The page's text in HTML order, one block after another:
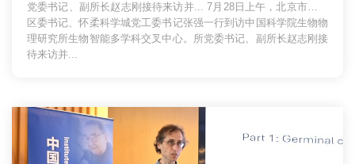
党委书记、副所长赵志刚接待来访并... 7月28日上午，北京市怀柔
区委书记、怀柔科学城党工委书记张强一行到访中国科学院生物物
理研究所生物智能多学科交叉中心。所党委书记、副所长赵志刚接
待来访并...